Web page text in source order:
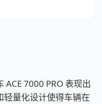
7000 PRO 表现出
量化设计使得车辆在